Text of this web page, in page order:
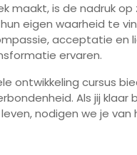
maakt, is de nadruk
eigen waarheid te
acceptatie en
ervaren.
ontwikkeling cursus
Als jij
nodigen we je